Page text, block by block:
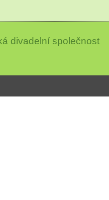
divadelní společnost